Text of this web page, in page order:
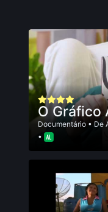
O Gráfico
Documentário • De
•